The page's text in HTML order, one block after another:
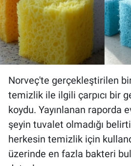
Norveç'te gerçekleştirilen
temizlik ile ilgili çarpıcı bir
koydu. Yayınlanan raporda
şeyin tuvalet olmadığı
herkesin temizlik için
üzerinde en fazla bakteri
Haber
İlan
Koronavirüs
Kültür Sanat
Ne demişti